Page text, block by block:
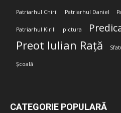
Patriarhul Chiril Patriarhul Daniel
Patriarhul Kirill pictura
Preot Iulian Rață
Școală
CATEGORIE POPULARĂ